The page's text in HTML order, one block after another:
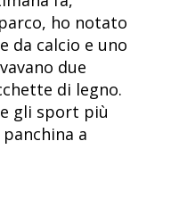
ho notato
da calcio e uno
due
di legno.
gli sport più
a